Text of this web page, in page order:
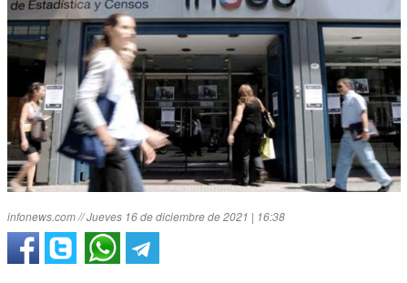
infonews.com // Jueves 16 de diciembre de 2021 | 16:38